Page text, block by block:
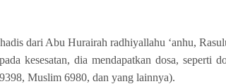
dari Abu Hurairah radhiyallahu ‘anhu,
kesesatan, dia mendapatkan dosa, seperti
Muslim 6980, dan yang lainnya).